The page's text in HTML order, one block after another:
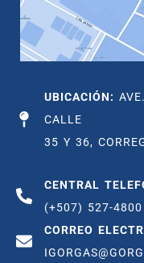
UBICACIÓN:
CALLE
35 Y 36,
CENTRAL
(+507) 527-4800
CORREO